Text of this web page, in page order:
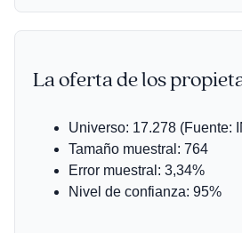
La oferta de los
Universo: 17.278 (Fuente:
Tamaño muestral: 764
Error muestral: 3,34%
Nivel de confianza: 95%